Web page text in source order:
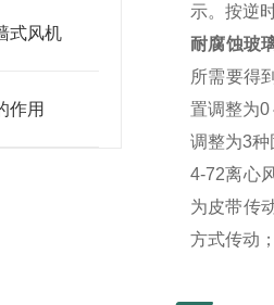
式风机
作用
示。按逆
耐腐蚀玻
所需要得
置调整为
调整为3种
4-72离心
为皮带传
方式传动